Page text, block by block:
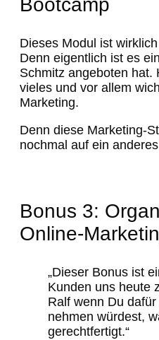
Bootcamp
Dieses Modul ist
Denn eigentlich ist es
Schmitz angeboten hat.
vieles und vor allem
Marketing.
Denn diese Marketing-
nochmal auf ein
Bonus 3:
Online-
„Dieser Bonus ist
Kunden uns heute
Ralf wenn Du
nehmen würdest,
gerechtfertigt.“